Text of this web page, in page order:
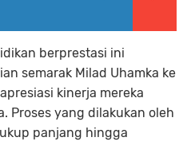
berprestasi ini
semarak Milad Uhamka ke
kinerja mereka
Proses yang dilakukan oleh
panjang hingga